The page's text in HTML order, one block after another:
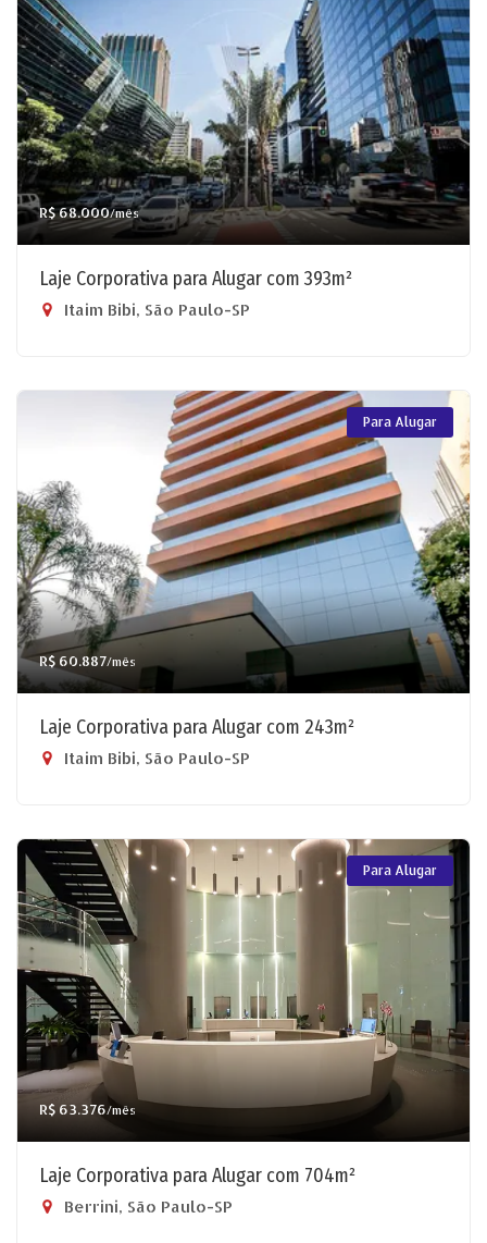
R$ 68.000/mês
Laje Corporativa para Alugar com 393m²
Itaim Bibi, São Paulo-SP
Para Alugar
R$ 60.887/mês
Laje Corporativa para Alugar com 243m²
Itaim Bibi, São Paulo-SP
Para Alugar
R$ 63.376/mês
Laje Corporativa para Alugar com 704m²
Berrini, São Paulo-SP